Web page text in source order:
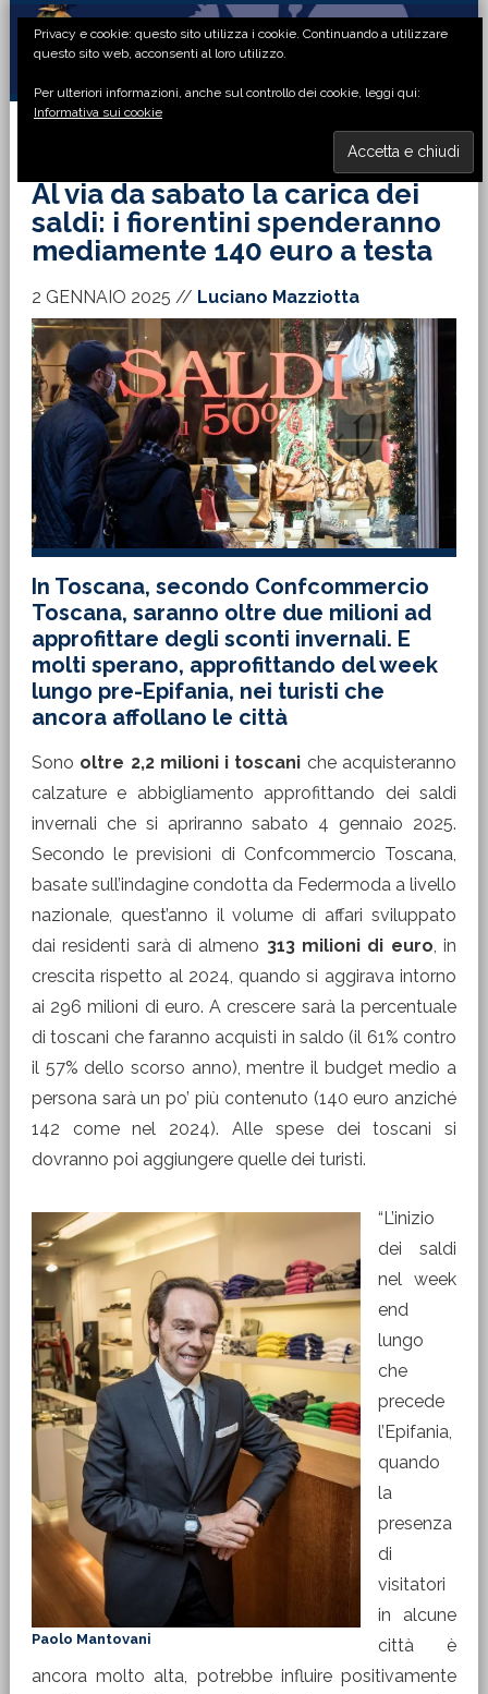
Passa
primaria
Passa
principale
Passa
laterale
Passa
di
Al via da sabato la carica dei
saldi: i fiorentini spenderanno
mediamente 140 euro a testa
2 GENNAIO 2025 // Luciano Mazziotta
In Toscana, secondo Confcommercio
Toscana, saranno oltre due milioni ad
approfittare degli sconti invernali. E
molti sperano, approfittando del week
lungo pre-Epifania, nei turisti che
ancora affollano le città
Sono oltre 2,2 milioni i toscani che acquisteranno
calzature e abbigliamento approfittando dei saldi
invernali che si apriranno sabato 4 gennaio 2025.
Secondo le previsioni di Confcommercio Toscana,
basate sull’indagine condotta da Federmoda a livello
nazionale, quest’anno il volume di affari sviluppato
dai residenti sarà di almeno 313 milioni di euro, in
crescita rispetto al 2024, quando si aggirava intorno
ai 296 milioni di euro. A crescere sarà la percentuale
di toscani che faranno acquisti in saldo (il 61% contro
il 57% dello scorso anno), mentre il budget medio a
persona sarà un po’ più contenuto (140 euro anziché
142 come nel 2024). Alle spese dei toscani si
dovranno poi aggiungere quelle dei turisti.
Paolo Mantovani
“L’inizio
dei saldi
nel week
end
lungo
che
precede
l’Epifania,
quando
la
presenza
di
visitatori
in alcune
città è
ancora molto alta, potrebbe influire positivamente
Privacy e cookie: questo sito utilizza i cookie. Continuando a utilizzare
questo sito web, acconsenti al loro utilizzo.
Per ulteriori informazioni, anche sul controllo dei cookie, leggi qui:
Informativa sui cookie